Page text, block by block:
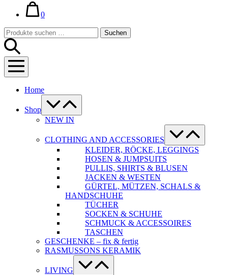
Warenkorb
0im
Suche-
Schalter
Suchen
nach:
Suchen
Menü-
Schalter
Home
Shop
Menü-
Schalter
NEW IN
CLOTHING AND ACCESSORIES
Menü-
Schalter
KLEIDER, RÖCKE, LEGGINGS
HOSEN & JUMPSUITS
PULLIS, SHIRTS & BLUSEN
JACKEN & WESTEN
GÜRTEL, MÜTZEN, SCHALS &
HANDSCHUHE
TÜCHER
SOCKEN & SCHUHE
SCHMUCK & ACCESSOIRES
TASCHEN
GESCHENKE – fix & fertig
RASMUSSONS KERAMIK
LIVING
Menü-
Schalter